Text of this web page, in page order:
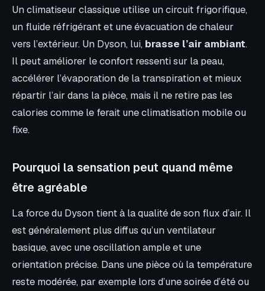
Un climatiseur classique utilise un circuit frigorifique,
un fluide réfrigérant et une évacuation de chaleur
vers l’extérieur. Un Dyson, lui, brasse l’air ambiant.
Il peut améliorer le confort ressenti sur la peau,
accélérer l’évaporation de la transpiration et mieux
répartir l’air dans la pièce, mais il ne retire pas les
calories comme le ferait une climatisation mobile ou
fixe.
Pourquoi la sensation peut quand même
être agréable
La force du Dyson tient à la qualité de son flux d’air. Il
est généralement plus diffus qu’un ventilateur
basique, avec une oscillation ample et une
orientation précise. Dans une pièce où la température
reste modérée, par exemple lors d’une soirée d’été ou